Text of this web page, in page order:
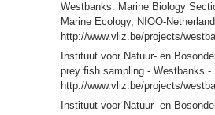
Westbanks. Marine Biology
Marine Ecology, NIOO-
http://www.vliz.be/projects/
Instituut voor Natuur- en
prey fish sampling - Westbanks -
http://www.vliz.be/projects/
Instituut voor Natuur- en